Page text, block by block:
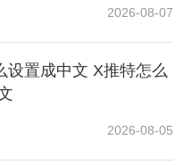
玩家可以使用多种运镜
他玩家分享这些精彩
2026-08-07
设置成中文 X推特怎么
2026-08-05